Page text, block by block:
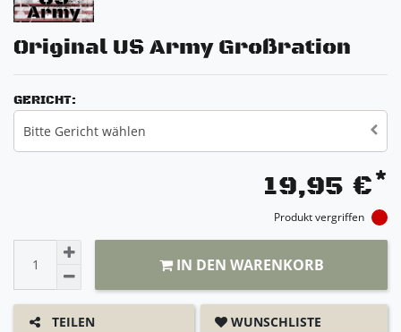
Original US Army Großration
GERICHT:
Bitte Gericht wählen
19,95 €*
Produkt vergriffen
IN DEN WARENKORB
TEILEN WUNSCHLISTE